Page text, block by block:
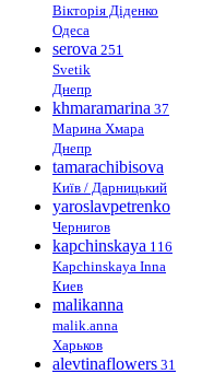
Вікторія Діденко
Одеса
serova 251
Svetik
Днепр
khmaramarina 37
Марина Хмара
Днепр
tamarachibisova
Київ / Дарницький
yaroslavpetrenko
Чернигов
kapchinskaya 116
Kapchinskaya Inna
Киев
malikanna
malik.anna
Харьков
alevtinaflowers 31